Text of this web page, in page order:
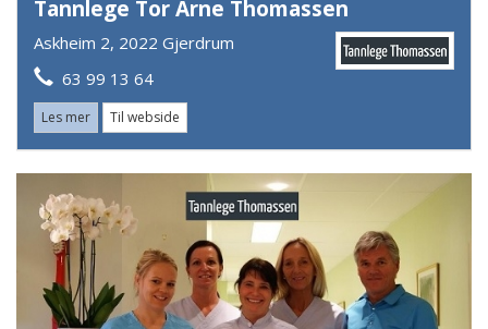
Tannlege Tor Arne Thomassen
Askheim 2, 2022 Gjerdrum
63 99 13 64
Les mer Til webside